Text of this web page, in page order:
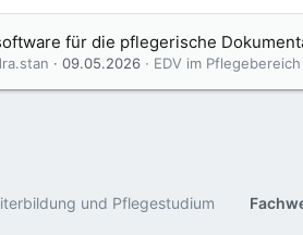
für die pflegerische
09.05.2026 EDV im
und Pflegestudium